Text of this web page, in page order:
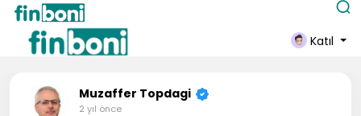
Katıl
Muzaffer Topdagi
2 yıl önce